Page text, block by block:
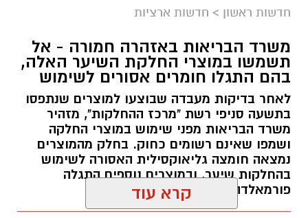
חדשות ראשון > חדשות ארציות
משרד הבריאות באזהרה חמורה - אל
תשמשו במוצרי החלקת השיער האלה,
בהם התגלו חומרים אסורים לשימוש
לאחר בדיקות מעבדה שבוצעו למוצרים שנתפסו
בתשעה סניפי רשת "מרכז ההחלקות", מזהיר
משרד הבריאות מפני שימוש במוצרי החלקה
ושמפו שאינם רשומים כחוק. בחלק מהמוצרים
נמצאה חומצה גליאוקסילית האסורה לשימוש
בהחלקות שיער, ובמוצרים נוספים התגלה
פורמאלדהיד - חומר המוגדר כמסרטן
קרא עוד